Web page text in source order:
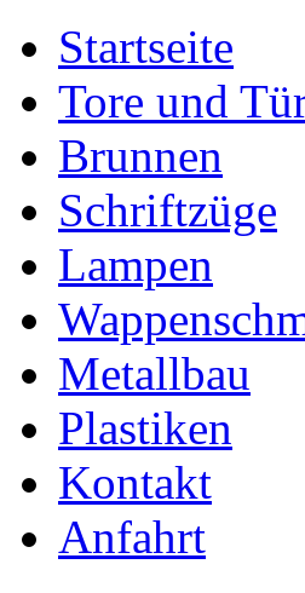
Startseite
Tore und
Brunnen
Schriftzüge
Lampen
Metallbau
Plastiken
Kontakt
Anfahrt